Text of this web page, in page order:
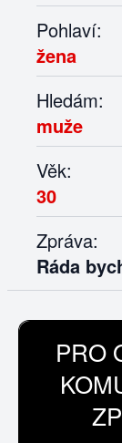
Pohlaví:
žena
Hledám:
muže
Věk:
30
Zpráva:
Ráda
PRO